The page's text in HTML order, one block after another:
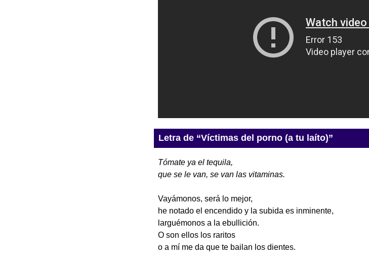
Letra de “Víctimas del porno (a tu laíto)”
Tómate ya el tequila,
que se le van, se van las vitaminas.
Vayámonos, será lo mejor,
he notado el encendido y la subida es inminente,
larguémonos a la ebullición.
O son ellos los raritos
o a mí me da que te bailan los dientes.